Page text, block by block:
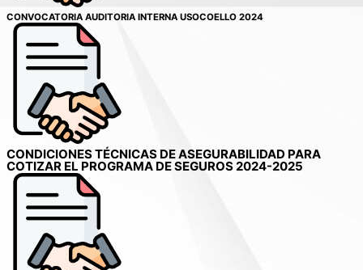
CONVOCATORIA AUDITORIA INTERNA USOCOELLO 2024
CONDICIONES TÉCNICAS DE ASEGURABILIDAD PARA
COTIZAR EL PROGRAMA DE SEGUROS 2024-2025